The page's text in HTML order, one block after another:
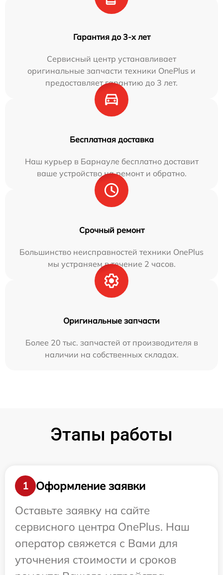
Гарантия до 3-х лет
Сервисный центр устанавливает
оригинальные запчасти техники OnePlus и
предоставляет гарантию до 3 лет.
Бесплатная доставка
Наш курьер в Барнауле бесплатно доставит
ваше устройство на ремонт и обратно.
Срочный ремонт
Большинство неисправностей техники OnePlus
мы устраняем в течение 2 часов.
Оригинальные запчасти
Более 20 тыс. запчастей от производителя в
наличии на собственных складах.
Этапы работы
1
Оформление заявки
Оставьте заявку на сайте
сервисного центра OnePlus. Наш
оператор свяжется с Вами для
уточнения стоимости и сроков